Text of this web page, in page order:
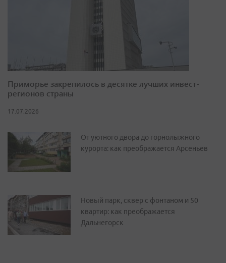
Приморье закрепилось в десятке лучших инвест-
регионов страны
17.07.2026
От уютного двора до горнолыжного
курорта: как преображается Арсеньев
Новый парк, сквер с фонтаном и 50
квартир: как преображается
Дальнегорск